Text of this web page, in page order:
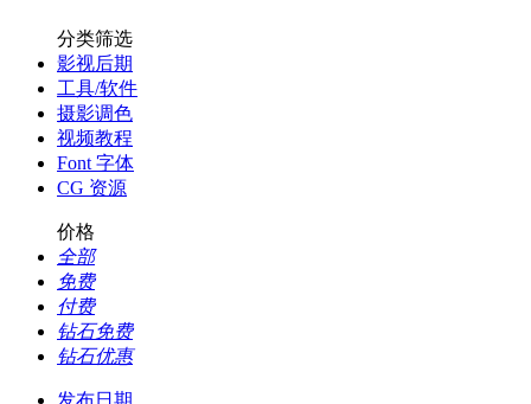
分类筛选
影视后期
工具/软件
摄影调色
视频教程
Font 字体
CG 资源
价格
全部
免费
付费
钻石免费
钻石优惠
发布日期